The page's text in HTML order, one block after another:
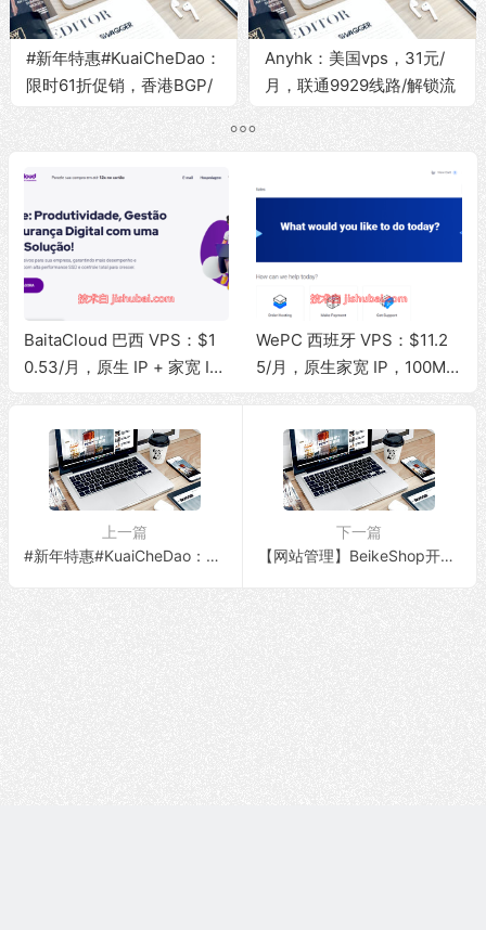
#新年特惠#KuaiCheDao：
限时61折促销，香港BGP/
Anyhk：美国vps，31元/
月，联通9929线路/解锁流
WePC 西班牙 VPS：$11.2
5/月，原生家宽 IP，100Mb
SalmonCloud 春季促销：全
场 8 折，低至 $3.32/月，高
上一篇
#新年特惠#KuaiCheDao：限时61折促销，香港BGP/香港CMI/日本BGP/美国BGP/新加坡BGP，原生IP/解锁流媒体/适合落地用途
下一篇
【网站管理】BeikeShop开源跨境电商系统-外贸独立站搭建图文教程